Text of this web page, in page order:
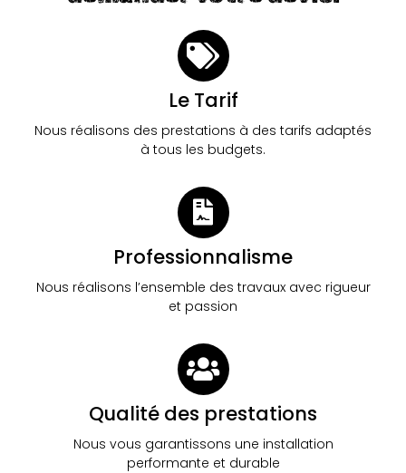
Le Tarif
Nous réalisons des prestations à des tarifs adaptés
à tous les budgets.
Professionnalisme
Nous réalisons l’ensemble des travaux avec rigueur
et passion
Qualité des prestations
Nous vous garantissons une installation
performante et durable